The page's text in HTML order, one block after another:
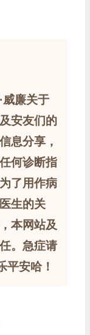
威廉关于
安友们的
息分享，
何诊断指
了用作病
生的关
本网站及
。急症请
平安哈！